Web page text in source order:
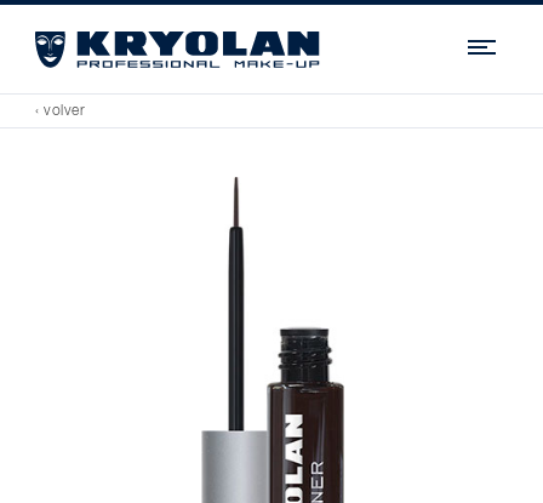
‹ volver